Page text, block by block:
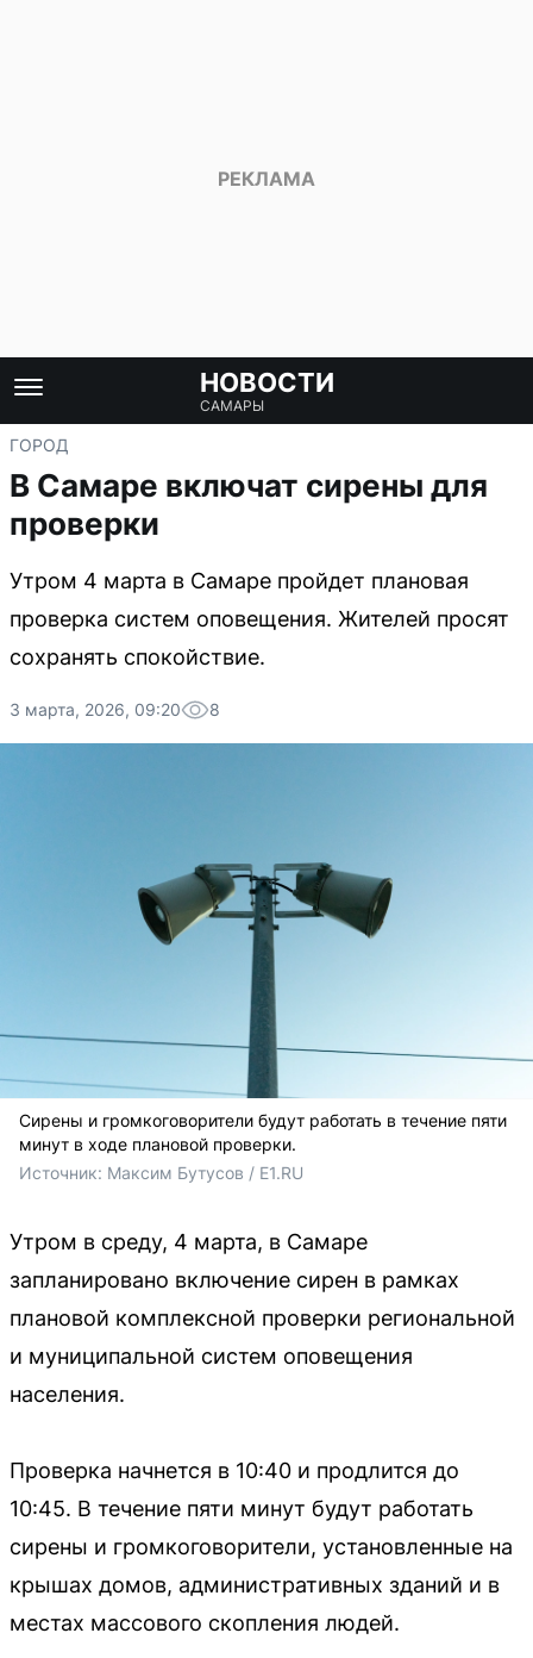
НОВОСТИ
САМАРЫ
ГОРОД
В Самаре включат сирены для
проверки
Утром 4 марта в Самаре пройдет плановая
проверка систем оповещения. Жителей просят
сохранять спокойствие.
3 марта, 2026, 09:20 8
Сирены и громкоговорители будут работать в течение пяти
минут в ходе плановой проверки.
Источник: Максим Бутусов / E1.RU
Утром в среду, 4 марта, в Самаре
запланировано включение сирен в рамках
плановой комплексной проверки региональной
и муниципальной систем оповещения
населения.
Проверка начнется в 10:40 и продлится до
10:45. В течение пяти минут будут работать
сирены и громкоговорители, установленные на
крышах домов, административных зданий и в
местах массового скопления людей.